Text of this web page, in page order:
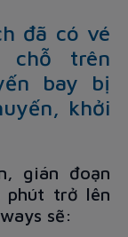
đã có vé
chỗ trên
bay bị
khởi
gián đoạn
phút trở lên
sẽ: